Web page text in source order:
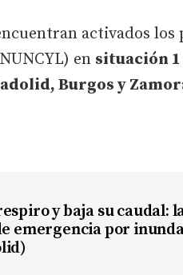
activados los
en situación 1
Burgos y Zamor
y baja su caudal:
emergencia por